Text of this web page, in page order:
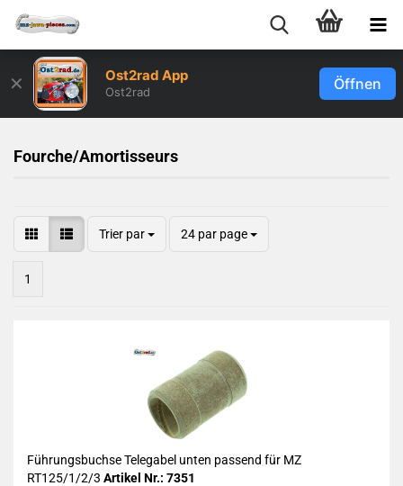
✕ Ost2rad App
Ost2rad Öffnen
Fourche/Amortisseurs
Trier par 24 par page
1
Führungsbuchse Telegabel unten passend für MZ
RT125/1/2/3 Artikel Nr.: 7351